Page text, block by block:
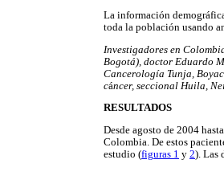
La información
toda la población usando
Investigadores en
Bogotá), doctor Eduardo
Cancerología Tunja,
cáncer, seccional Huila,
RESULTADOS
Desde agosto de 2004
Colombia. De estos
estudio (figuras 1 y 2). Las